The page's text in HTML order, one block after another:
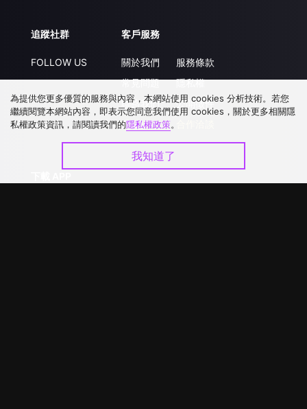
追蹤社群
FOLLOW US
客戶服務
關於我們
常見問題
聯絡我們
升級VIP
服務條款
隱私權
公開徵件
為提供您更多優質的服務與內容，本網站使用 cookies 分析技術。若您
繼續閱覽本網站內容，即表示您同意我們使用 cookies，關於更多相關隱
私權政策資訊，請閱讀我們的隱私權政策。
我知道了